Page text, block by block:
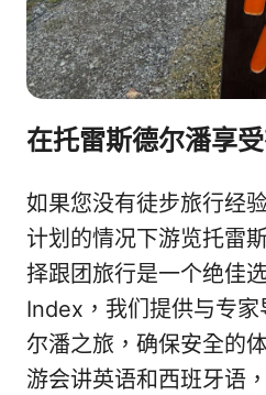
在托雷斯德尔潘享
如果您没有徒步旅行经
计划的情况下游览托雷
择跟团旅行是一个绝佳
Index，我们提供与专
尔潘之旅，确保安全的
游会讲英语和西班牙语